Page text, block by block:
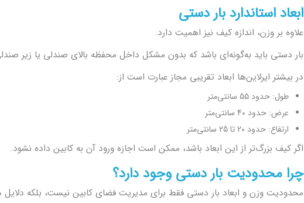
ابعاد استاندارد بار دستی
علاوه بر وزن، اندازه کیف نیز اهمیت دارد.
بار دستی باید به‌گونه‌ای باشد که بدون مشکل داخل محفظه بالای صندلی یا زیر
در بیشتر ایرلاین‌ها ابعاد تقریبی مجاز عبارت است از:
طول: حدود 55 سانتی‌متر
عرض: حدود 40 سانتی‌متر
ارتفاع: حدود 20 تا 25 سانتی‌متر
اگر کیف بزرگ‌تر از این ابعاد باشد، ممکن است اجازه ورود آن به کابین داده نشود.
چرا محدودیت بار دستی وجود دارد؟
محدودیت وزن و ابعاد بار دستی فقط برای مدیریت فضای کابین نیست، بلکه دلایل